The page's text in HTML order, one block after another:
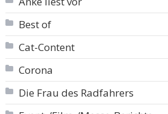
Best of
Cat-Content
Corona
Die Frau des Radfahrers